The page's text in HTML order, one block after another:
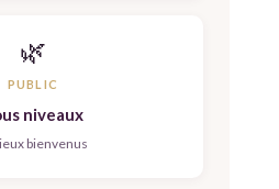
🌿
PUBLIC
niveaux
bienvenus